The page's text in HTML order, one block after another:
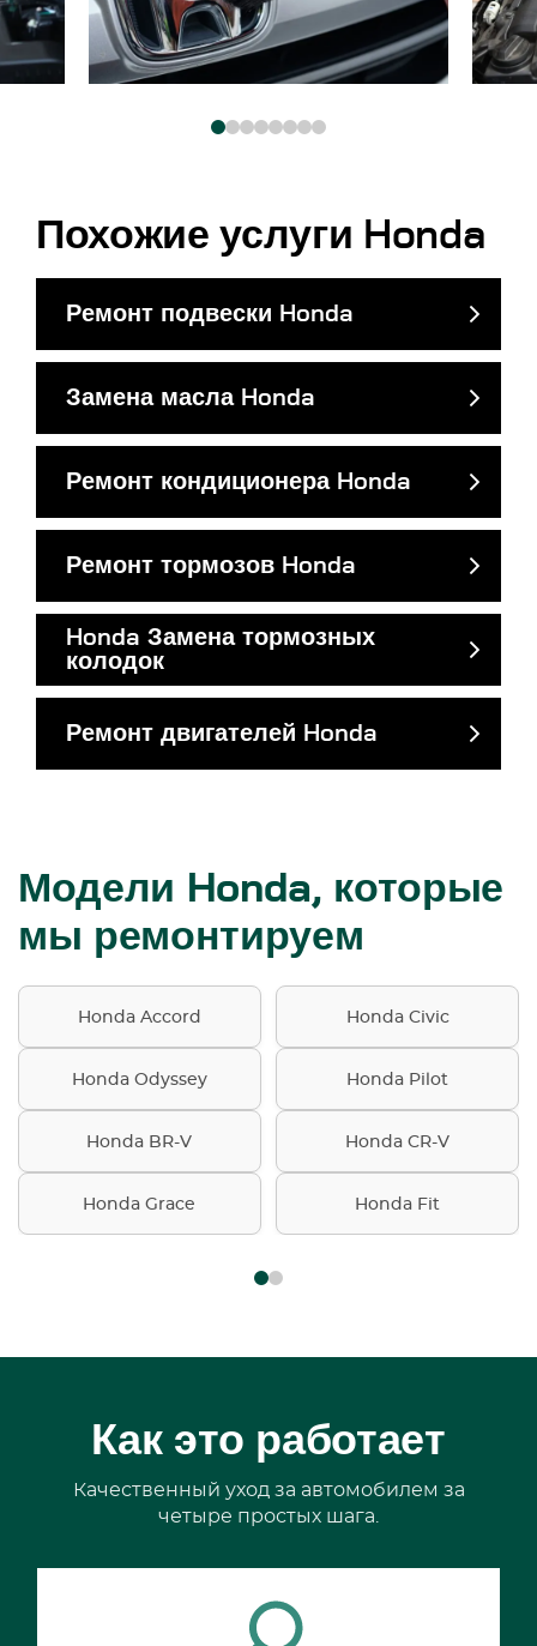
Похожие услуги Honda
Ремонт подвески Honda
Замена масла Honda
Ремонт кондиционера Honda
Ремонт тормозов Honda
Honda Замена тормозных
колодок
Ремонт двигателей Honda
Модели Honda, которые
мы ремонтируем
Honda Accord Honda Civic
Honda Odyssey Honda Pilot
Honda BR-V Honda CR-V
Honda Grace Honda Fit
Как это работает
Качественный уход за автомобилем за
четыре простых шага.